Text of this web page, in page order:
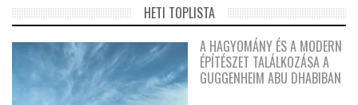
HETI TOPLISTA
A HAGYOMÁNY ÉS A MODERN
ÉPÍTÉSZET TALÁLKOZÁSA A
GUGGENHEIM ABU DHABIBAN